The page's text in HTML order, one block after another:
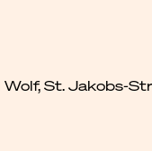
Wolf, St. Jakobs-